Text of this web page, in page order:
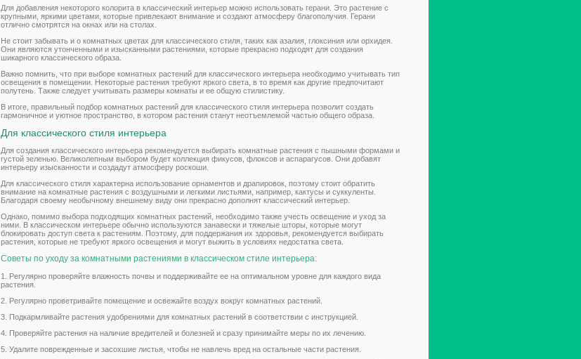
Для добавления некоторого колорита в классический интерьер можно использовать герани. Это растение с
крупными, яркими цветами, которые привлекают внимание и создают атмосферу благополучия. Герани
отлично смотрятся на окнах или на столах.
Не стоит забывать и о комнатных цветах для классического стиля, таких как азалия, глоксиния или орхидея.
Они являются утонченными и изысканными растениями, которые прекрасно подходят для создания
шикарного классического образа.
Важно помнить, что при выборе комнатных растений для классического интерьера необходимо учитывать тип
освещения в помещении. Некоторые растения требуют яркого света, в то время как другие предпочитают
полутень. Также следует учитывать размеры комнаты и ее общую стилистику.
В итоге, правильный подбор комнатных растений для классического стиля интерьера позволит создать
гармоничное и уютное пространство, в котором растения станут неотъемлемой частью общего образа.
Для классического стиля интерьера
Для создания классического интерьера рекомендуется выбирать комнатные растения с пышными формами и
густой зеленью. Великолепным выбором будет коллекция фикусов, флоксов и аспарагусов. Они добавят
интерьеру изысканности и создадут атмосферу роскоши.
Для классического стиля характерна использование орнаментов и драпировок, поэтому стоит обратить
внимание на комнатные растения с воздушными и легкими листьями, например, кактусы и суккуленты.
Благодаря своему необычному внешнему виду они прекрасно дополнят классический интерьер.
Однако, помимо выбора подходящих комнатных растений, необходимо также учесть освещение и уход за
ними. В классическом интерьере обычно используются занавески и тяжелые шторы, которые могут
блокировать доступ света к растениям. Поэтому, для поддержания их здоровья, рекомендуется выбирать
растения, которые не требуют яркого освещения и могут выжить в условиях недостатка света.
Советы по уходу за комнатными растениями в классическом стиле интерьера:
1. Регулярно проверяйте влажность почвы и поддерживайте ее на оптимальном уровне для каждого вида
растения.
2. Регулярно проветривайте помещение и освежайте воздух вокруг комнатных растений.
3. Подкармливайте растения удобрениями для комнатных растений в соответствии с инструкцией.
4. Проверяйте растения на наличие вредителей и болезней и сразу принимайте меры по их лечению.
5. Удалите поврежденные и засохшие листья, чтобы не навлечь вред на остальные части растения.